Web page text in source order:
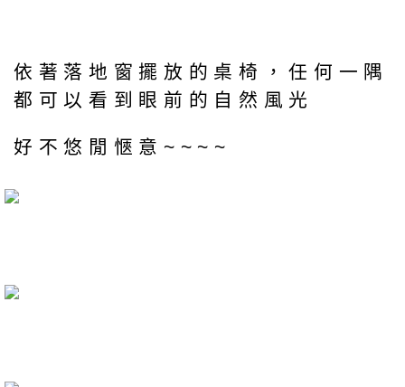
依著落地窗擺放的桌椅，任何一隅
都可以看到眼前的自然風光
好不悠閒愜意~~~~